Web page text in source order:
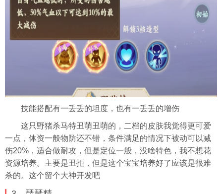
技能搭配有一丢丢的坦度，也有一丢丢的增伤
这只野猪杀马特丑萌丑萌的，二档的皮肤我觉得更可爱
一点，体资一般物防还不错，条件满足的情况下被动可以减
伤20%，适合做耐攻，但是定位一般，没啥特色，我不想花
资源培养。主要是丑拒，但是这个宝宝培养好了应该是很难
杀的。这个留个大神开发吧